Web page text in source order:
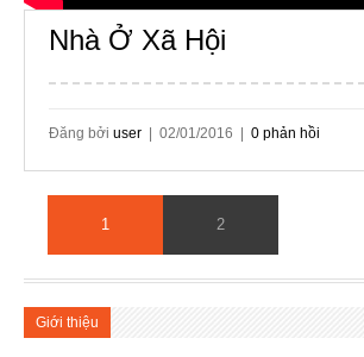
Nhà Ở Xã Hội
Đăng bởi user | 02/01/2016 | 0 phản hồi
1 2
Giới thiệu